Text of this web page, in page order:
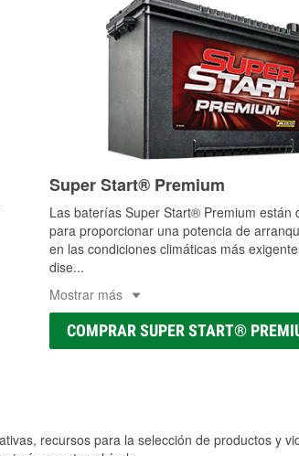
Super Start® Premium
Las baterías Super Start® Premium están
para proporcionar una potencia de
en las condiciones climáticas más
dise...
Mostrar más
COMPRAR SUPER START®
recursos para la selección de productos y